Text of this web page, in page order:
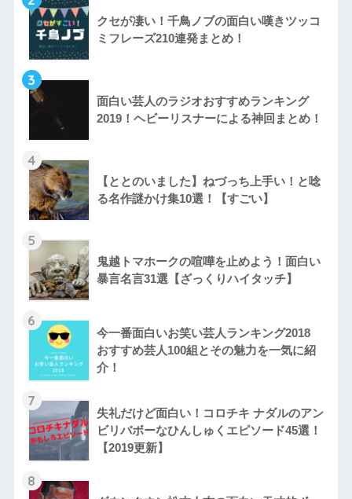
クセが凄い！千鳥ノブの面白い嘆きツッコ
ミフレーズ210連発まとめ！
3
面白い芸人のラジオおすすめランキング
2019！ヘビーリスナーによる神回まとめ！
4
【ととのいました】ねづっち上手い！と唸
る名作謎かけ集10選！【すごい】
5
鬼越トマホークの喧嘩を止めよう！面白い
暴言名言31選【ざっくりハイタッチ】
6
今一番面白いお笑い芸人ランキング2018
おすすめ芸人100組とその魅力を一気に紹
介！
7
失礼だけど面白い！コロチキ ナダルのアン
ビリバボーなひんしゅくエピソード45選！
【2019更新】
8